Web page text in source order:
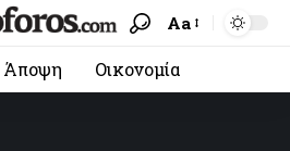
Aa
Άποψη Οικονομία